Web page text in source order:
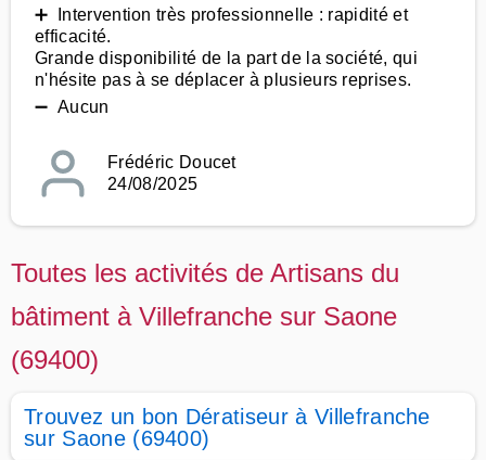
➕ Intervention très professionnelle : rapidité et
efficacité.
Grande disponibilité de la part de la société, qui
n'hésite pas à se déplacer à plusieurs reprises.
➖ Aucun
Frédéric Doucet
24/08/2025
Toutes les activités de Artisans du
bâtiment à Villefranche sur Saone
(69400)
Trouvez un bon Dératiseur à Villefranche
sur Saone (69400)